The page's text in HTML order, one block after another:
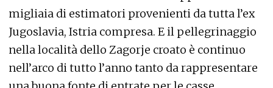
migliaia di estimatori provenienti da tutta l’ex
Jugoslavia, Istria compresa. E il pellegrinaggio
nella località dello Zagorje croato è continuo
nell’arco di tutto l’anno tanto da rappresentare